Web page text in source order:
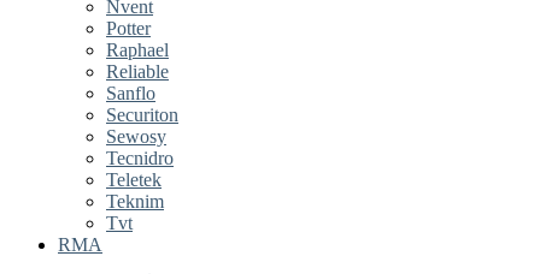
Nvent
Potter
Raphael
Reliable
Sanflo
Securiton
Sewosy
Tecnidro
Teletek
Teknim
Tvt
RMA